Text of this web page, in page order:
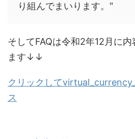
り組んでまいります。"
そしてFAQは令和2年12月に
ます↓↓
クリックして
ス